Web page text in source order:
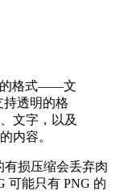
的格式——文
持透明的格
文字，以及
内容。
有损压缩会丢弃肉
可能只有 PNG 的